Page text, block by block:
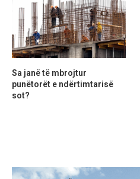
Sa janë të mbrojtur
punëtorët e ndërtimtarisë
sot?